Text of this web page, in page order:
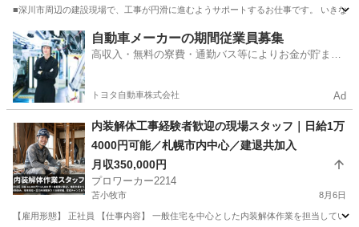
■深川市周辺の建設現場で、工事が円滑に進むようサポートするお仕事です。 いきな
北海道 深川市 施工管理
自動車メーカーの期間従業員募集
高収入・無料の寮費・通勤バス等によりお金が貯まり
トヨタ自動車株式会社 Ad
内装解体工事経験者歓迎の現場スタッフ｜日給1万
4000円可能／札幌市内中心／建退共加入
月収350,000円
プロワーカー2214
苫小牧市 8月6日
【雇用形態】 正社員 【仕事内容】 一般住宅を中心とした内装解体作業を担当してい